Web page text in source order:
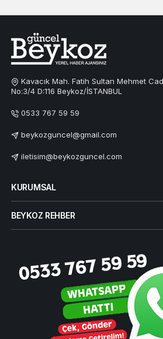
Kavacık Mah. Fatih Sultan Mehmet
No:3/4 D:116 Beykoz/İSTANBUL
0533 767 59 59
beykozguncel@gmail.com
iletisim@beykozguncel.com
KURUMSAL
BEYKOZ REHBER